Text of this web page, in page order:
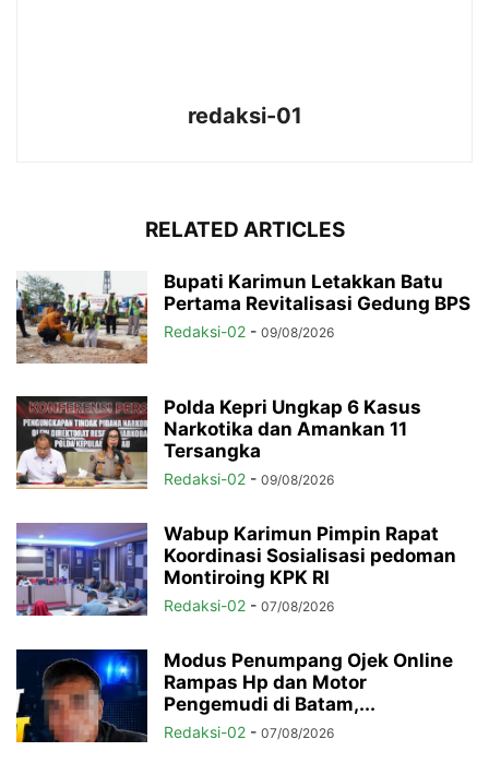
redaksi-01
RELATED ARTICLES
Bupati Karimun Letakkan Batu
Pertama Revitalisasi Gedung BPS
Redaksi-02 - 09/08/2026
Polda Kepri Ungkap 6 Kasus
Narkotika dan Amankan 11
Tersangka
Redaksi-02 - 09/08/2026
Wabup Karimun Pimpin Rapat
Koordinasi Sosialisasi pedoman
Montiroing KPK RI
Redaksi-02 - 07/08/2026
Modus Penumpang Ojek Online
Rampas Hp dan Motor
Pengemudi di Batam,...
Redaksi-02 - 07/08/2026